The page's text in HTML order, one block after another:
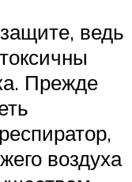
ведь
Прежде
воздуха